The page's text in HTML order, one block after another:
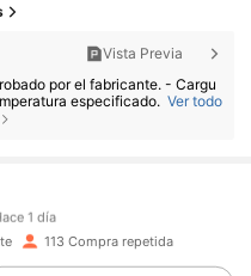
Vista Previa
por el fabricante. - Cargu
especificado.
incorrecto puede provocar u
o gas inflamable.
Ver todo
1 día
113 Compra repetida